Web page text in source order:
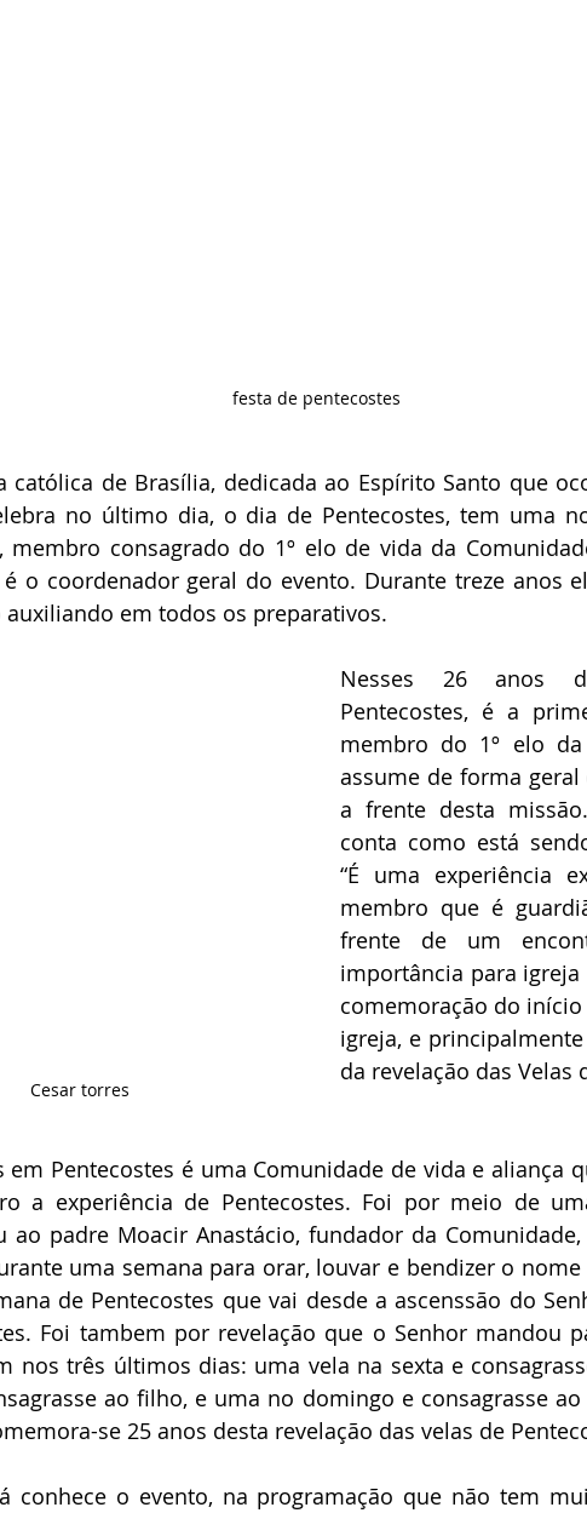
festa de pentecostes
católica de Brasília, dedicada ao Espírito Santo que
no último dia, o dia de Pentecostes, tem uma
membro consagrado do 1º elo de vida da
é o coordenador geral do evento. Durante treze anos
auxiliando em todos os preparativos.
Cesar torres
Nesses 26 anos
Pentecostes, é a
membro do 1º elo da
assume de forma
a frente desta
conta como está
“É uma experiência
membro que é
frente de um
importância para
comemoração do
igreja, e
da revelação das Velas
em Pentecostes é uma Comunidade de vida e aliança
a experiência de Pentecostes. Foi por meio de
ao padre Moacir Anastácio, fundador da
uma semana para orar, louvar e bendizer o nome
de Pentecostes que vai desde a ascenssão do
Foi tambem por revelação que o Senhor mandou
nos três últimos dias: uma vela na sexta e
ao filho, e uma no domingo e consagrasse ao
se 25 anos desta revelação das velas de
conhece o evento, na programação que não tem